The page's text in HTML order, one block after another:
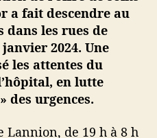
o
l
a
«
r
g
a fait descendre au
dans les rues de
2024. Une
les attentes du
en lutte
des urgences.
Lannion, de 19 h à 8 h